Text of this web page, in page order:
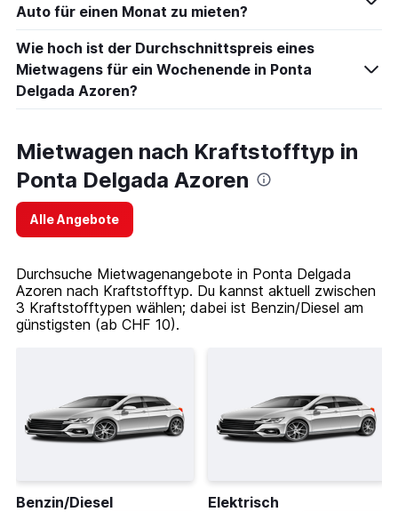
Auto für einen Monat zu mieten?
Wie hoch ist der Durchschnittspreis eines
Mietwagens für ein Wochenende in Ponta
Delgada Azoren?
Mietwagen nach Kraftstofftyp in
Ponta Delgada Azoren
Alle Angebote
Durchsuche Mietwagenangebote in Ponta Delgada
Azoren nach Kraftstofftyp. Du kannst aktuell zwischen
3 Kraftstofftypen wählen; dabei ist Benzin/Diesel am
günstigsten (ab CHF 10).
Benzin/Diesel
Elektrisch